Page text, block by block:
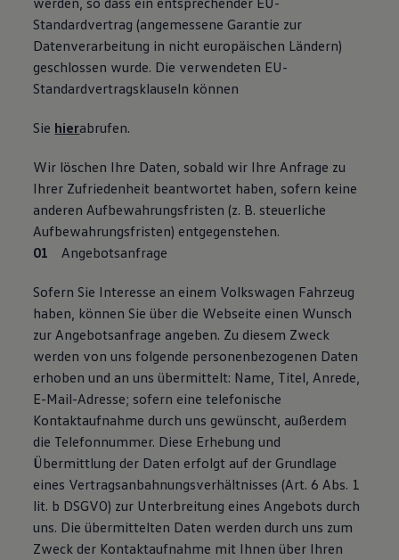
Standardvertrag (angemessene Garantie zur
Datenverarbeitung in nicht europäischen Ländern)
geschlossen wurde. Die verwendeten EU-
Standardvertragsklauseln können
Sie hierabrufen.
Wir löschen Ihre Daten, sobald wir Ihre Anfrage zu
Ihrer Zufriedenheit beantwortet haben, sofern keine
anderen Aufbewahrungsfristen (z. B. steuerliche
Aufbewahrungsfristen) entgegenstehen.
Angebotsanfrage
Sofern Sie Interesse an einem Volkswagen Fahrzeug
haben, können Sie über die Webseite einen Wunsch
zur Angebotsanfrage angeben. Zu diesem Zweck
werden von uns folgende personenbezogenen Daten
erhoben und an uns übermittelt: Name, Titel, Anrede,
E-Mail-Adresse; sofern eine telefonische
Kontaktaufnahme durch uns gewünscht, außerdem
die Telefonnummer. Diese Erhebung und
Übermittlung der Daten erfolgt auf der Grundlage
eines Vertragsanbahnungsverhältnisses (Art. 6 Abs. 1
lit. b DSGVO) zur Unterbreitung eines Angebots durch
uns. Die übermittelten Daten werden durch uns zum
Zweck der Kontaktaufnahme mit Ihnen über Ihren